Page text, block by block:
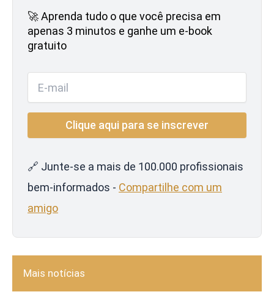
🚀 Aprenda tudo o que você precisa em
apenas 3 minutos e ganhe um e-book
gratuito
🔗 Junte-se a mais de 100.000 profissionais
bem-informados - Compartilhe com um
amigo
Mais notícias